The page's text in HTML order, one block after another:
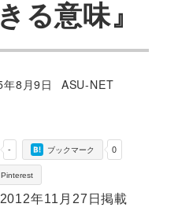
る意味』
8月9日
著
ASU-NET
- 0
ブックマーク
Pinterest
年11月27日掲載